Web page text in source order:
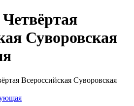
Суворовская
Всероссийская Суворовская